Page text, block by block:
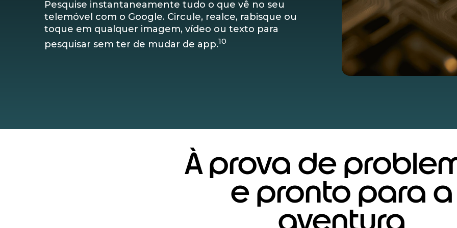
Pesquise instantaneamente tudo o que vê no seu
telemóvel com o Google. Circule, realce, rabisque ou
toque em qualquer imagem, vídeo ou texto para
pesquisar sem ter de mudar de app.10
À prova de
e pronto para a
aventura